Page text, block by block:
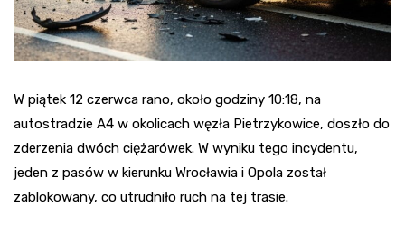
W piątek 12 czerwca rano, około godziny 10:18, na
autostradzie A4 w okolicach węzła Pietrzykowice, doszło do
zderzenia dwóch ciężarówek. W wyniku tego incydentu,
jeden z pasów w kierunku Wrocławia i Opola został
zablokowany, co utrudniło ruch na tej trasie.